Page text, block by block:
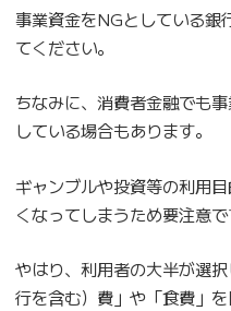
事業資金をNGとしている銀
てください。
ちなみに、消費者金融でも
している場合もあります。
ギャンブルや投資等の利用
くなってしまうため要注意で
やはり、利用者の大半が選
行を含む）費」や「食費」